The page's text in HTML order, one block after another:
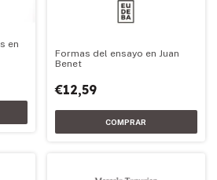
en
Formas del ensayo en Juan
Benet
€12,59